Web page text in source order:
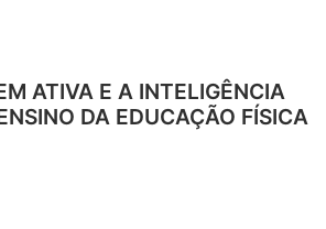
ATIVA E A INTELIGÊNCIA
DA EDUCAÇÃO FÍSICA